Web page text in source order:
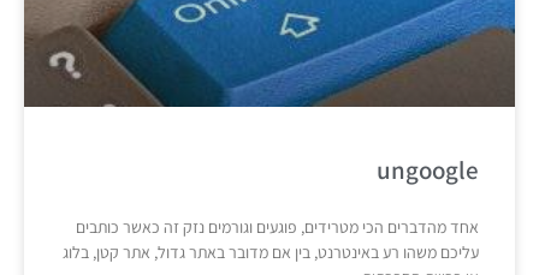
ungoogle
אחד מהדברים הכי מטרידים, פוגעים וגורמים נזק זה כאשר כותבים
עליכם משהו רע באינטרנט, בין אם מדובר באתר גדול, אתר קטן, בלוג